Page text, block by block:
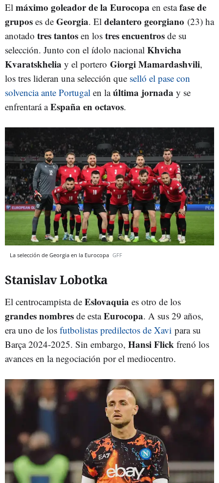
El máximo goleador de la Eurocopa en estafase de
grupos es de Georgia. El delantero georgiano (23) ha
anotado tres tantos en los tres encuentros de su
selección. Junto con el ídolo nacional Khvicha
Kvaratskhelia y el portero Giorgi Mamardashvili,
los tres lideran una selección que selló el pase con
solvencia ante Portugal en laúltima jornada y se
enfrentará aEspaña en octavos.
La selección de Georgia en la Eurocopa GFF
Stanislav Lobotka
El centrocampista de Eslovaquia es otro de los
grandes nombres de estaEurocopa. A sus 29 años,
era uno de los futbolistas predilectos de Xavi para su
Barça 2024-2025. Sin embargo, Hansi Flick frenó los
avances en la negociación por el mediocentro.